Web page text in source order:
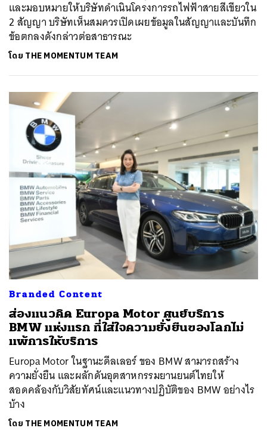
และมอบหมายให้บริษัทดำเนินโครงการรถไฟฟ้าสายสีเขียวใน
2 สัญญา บริษัทเห็นสมควรเปิดเผยข้อมูลในสัญญาและบันทึก
ข้อตกลงดังกล่าวต่อสาธารณะ
โดย THE MOMENTUM TEAM
Branded Content
ส่องแนวคิด Europa Motor ศูนย์บริการ
BMW แห่งแรก ที่ใส่ใจความยั่งยืนของโลกไม่
แพ้การให้บริการ
Europa Motor ในฐานะดีลเลอร์ ของ BMW สามารถสร้าง
ความยั่งยืน และผลักดันอุตสาหกรรมยานยนต์ไทยให้
สอดคล้องกับวิสัยทัศน์และแนวทางปฏิบัติของ BMW อย่างไร
บ้าง
โดย THE MOMENTUM TEAM